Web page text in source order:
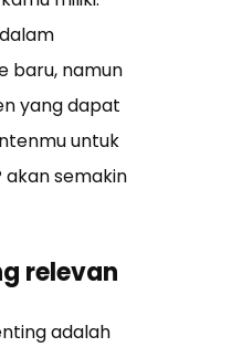
baru, namun
yang dapat
untuk
akan semakin
relevan
adalah